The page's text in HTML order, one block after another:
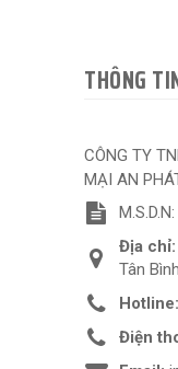
THÔNG
CÔNG TY
MẠI AN
Địa chỉ:
Tân
Hotline:
Điện